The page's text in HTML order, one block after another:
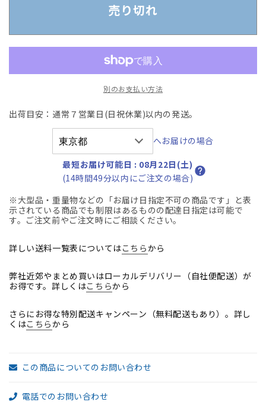
ラ
シ
フ
ハ
動
肘
ッ
カ
ー
ア
ジ
ト
ラ
シ
フ
ハ
バ
ッ
ク
動
肘
ッ
カ
ー
ア
売り切れ
別のお支払い方法
出荷目安：通常７営業日(日祝休業)以内の発送。
へお届けの場合
最短お届け可能日 : 08月22日(土)
(14時間49分以内にご注文の場合)
※大型品・重量物などの「お届け日指定不可の商品です」と表
示されている商品でも制限はあるものの配達日指定は可能で
す。ご注文前やご注文時にご相談ください。
詳しい送料一覧表についてはこちらから
弊社近郊やまとめ買いはローカルデリバリー（自社便配送）が
お得です。詳しくはこちらから
さらにお得な特別配送キャンペーン（無料配送もあり）。詳し
くはこちらから
この商品についてのお問い合わせ
電話でのお問い合わせ